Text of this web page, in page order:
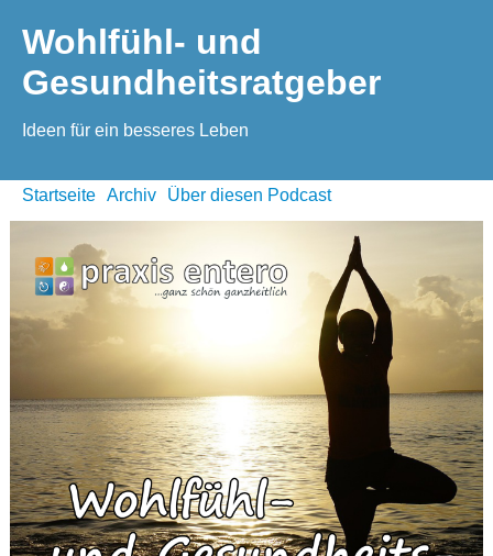
Wohlfühl- und
Gesundheitsratgeber
Ideen für ein besseres Leben
Startseite Archiv Über diesen Podcast